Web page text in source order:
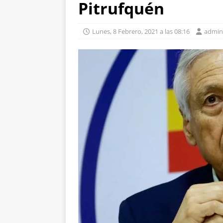
Pitrufquén
Lunes, 8 Febrero, 2021 a las 08:16 admin